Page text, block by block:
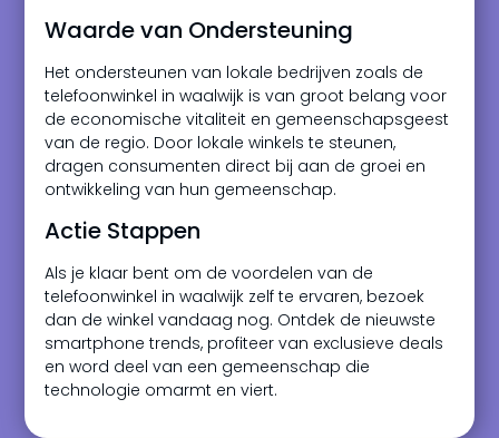
Waarde van Ondersteuning
Het ondersteunen van lokale bedrijven zoals de
telefoonwinkel in waalwijk is van groot belang voor
de economische vitaliteit en gemeenschapsgeest
van de regio. Door lokale winkels te steunen,
dragen consumenten direct bij aan de groei en
ontwikkeling van hun gemeenschap.
Actie Stappen
Als je klaar bent om de voordelen van de
telefoonwinkel in waalwijk zelf te ervaren, bezoek
dan de winkel vandaag nog. Ontdek de nieuwste
smartphone trends, profiteer van exclusieve deals
en word deel van een gemeenschap die
technologie omarmt en viert.